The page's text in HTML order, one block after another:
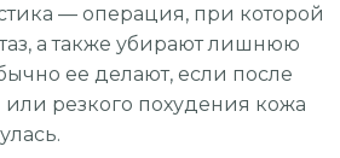
— операция, при которой
а также убирают лишнюю
ее делают, если после
резкого похудения кожа